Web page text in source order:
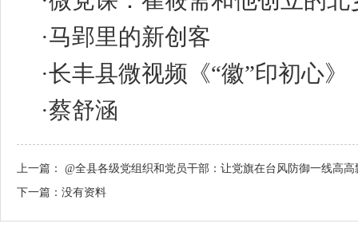
·马郢里的新创客
·长丰县微视频《“徽”印初心》
·蔡舒涵
上一篇： @全县各级党组织和党员干部：让党旗在台风防御一线高高
下一篇： 没有资料